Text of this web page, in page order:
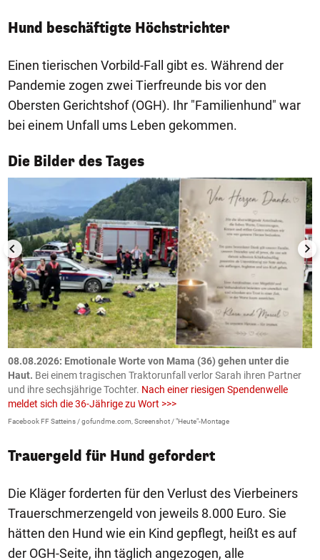
Hund beschäftigte Höchstrichter
Einen tierischen Vorbild-Fall gibt es. Während der
Pandemie zogen zwei Tierfreunde bis vor den
Obersten Gerichtshof (OGH). Ihr "Familienhund" war
bei einem Unfall ums Leben gekommen.
Die Bilder des Tages
1/50
08.08.2026: Emotionale Worte von Mama (36) gehen unter die
Haut. Bei einem tragischen Traktorunfall verlor Sarah ihren Partner
und ihre sechsjährige Tochter. Nach einer riesigen Spendenwelle
meldet sich die 36-Jährige zu Wort >>>
Facebook FF Satteins / gofundme.com, Screenshot / "Heute"-Montage
Trauergeld für Hund gefordert
Die Kläger forderten für den Verlust des Vierbeiners
Trauerschmerzengeld von jeweils 8.000 Euro. Sie
hätten den Hund wie ein Kind gepflegt, heißt es auf
der OGH-Seite, ihn täglich angezogen, alle